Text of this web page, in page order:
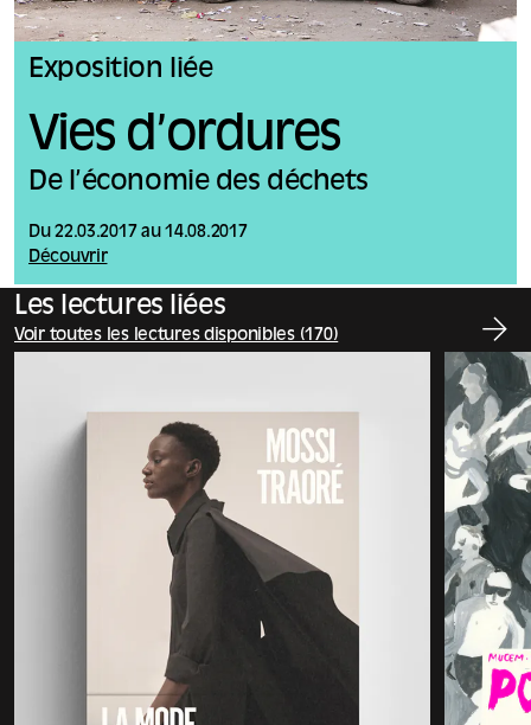
Exposition liée
Vies d’ordures
De l’économie des déchets
Du 22.03.2017 au 14.08.2017
Découvrir
Les lectures liées
Voir toutes les lectures disponibles (170)